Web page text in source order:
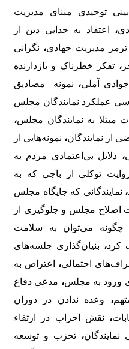
توحیدی مبنای مدیریت
،
اعتقاد به جدایی دین از
مدیریت جهادی، نگرانی
، تفکر خطرناک و بازدارنده
آملی، نمونه مصادیق
عملکرد نمایندگان مجلس
مبتلا به نمایندگان مجلس،
از نمایندگان، نمونه‌هایی از
، دلایل بی‌اعتمادی مردم به
توکلی از باجی که به
، نمایندگانی که جایگاه مجلس
اصلاح مجلس و جلوگیری از
چگونه می‌توان به سلامت
کرد، بنیان‌گذاری جلسه‌های
احتمالی،
اعتراض به
ورود به مجلس، مدعی دفاع
، وعده ندادن در دوران
، نقش احزاب در ارتقاء
، تحزب و توسعه